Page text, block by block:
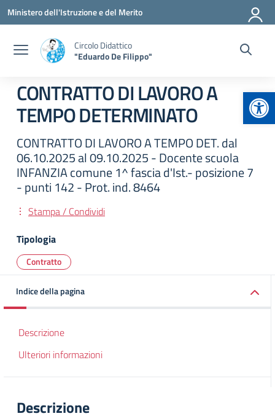
Vai ai contenuti
Vai al menu di navigazione
Vai al footer
Ministero dell'Istruzione e del Merito
Circolo Didattico
"Eduardo De Filippo"
CONTRATTO DI LAVORO A
TEMPO DETERMINATO
CONTRATTO DI LAVORO A TEMPO DET. dal
06.10.2025 al 09.10.2025 - Docente scuola
INFANZIA comune 1^ fascia d'Ist.- posizione 7
- punti 142 - Prot. ind. 8464
Stampa / Condividi
Tipologia
Contratto
Indice della pagina
Descrizione
Ulteriori informazioni
Descrizione